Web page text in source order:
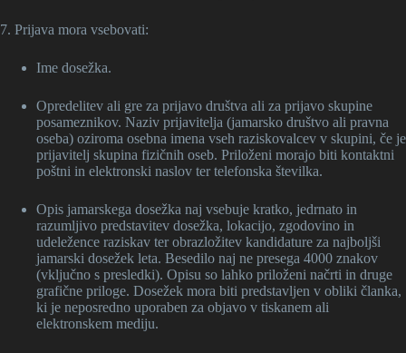
7. Prijava mora vsebovati:
Ime dosežka.
Opredelitev ali gre za prijavo društva ali za prijavo skupine
posameznikov. Naziv prijavitelja (jamarsko društvo ali pravna
oseba) oziroma osebna imena vseh raziskovalcev v skupini, če je
prijavitelj skupina fizičnih oseb. Priloženi morajo biti kontaktni
poštni in elektronski naslov ter telefonska številka.
Opis jamarskega dosežka naj vsebuje kratko, jedrnato in
razumljivo predstavitev dosežka, lokacijo, zgodovino in
udeležence raziskav ter obrazložitev kandidature za najboljši
jamarski dosežek leta. Besedilo naj ne presega 4000 znakov
(vključno s presledki). Opisu so lahko priloženi načrti in druge
grafične priloge. Dosežek mora biti predstavljen v obliki članka,
ki je neposredno uporaben za objavo v tiskanem ali
elektronskem mediju.